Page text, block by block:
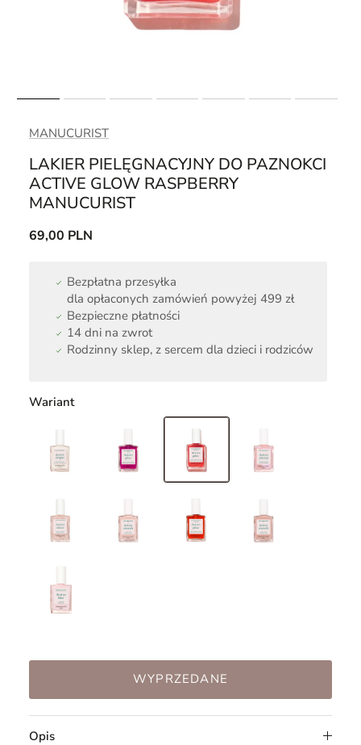
MANUCURIST
LAKIER PIELĘGNACYJNY DO PAZNOKCI
ACTIVE GLOW RASPBERRY
MANUCURIST
69,00 PLN
Bezpłatna przesyłka
dla opłaconych zamówień powyżej 499 zł
Bezpieczne płatności
14 dni na zwrot
Rodzinny sklep, z sercem dla dzieci i rodziców
Wariant
WYPRZEDANE
Opis